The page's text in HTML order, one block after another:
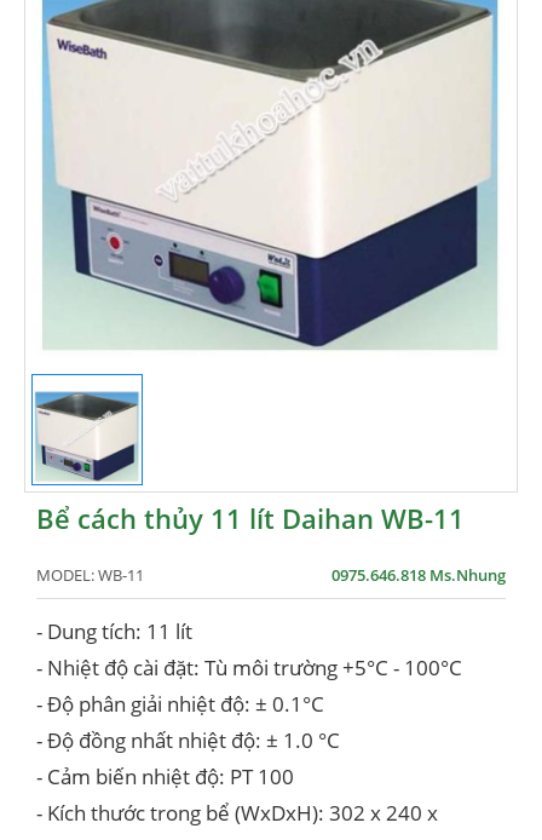
Bể cách thủy 11 lít Daihan WB-11
MODEL:WB-11 0975.646.818 Ms.Nhung
- Dung tích: 11 lít
- Nhiệt độ cài đặt: Tù môi trường +5°C - 100°C
- Độ phân giải nhiệt độ: ± 0.1°C
- Độ đồng nhất nhiệt độ: ± 1.0 °C
- Cảm biến nhiệt độ: PT 100
- Kích thước trong bể (WxDxH): 302 x 240 x